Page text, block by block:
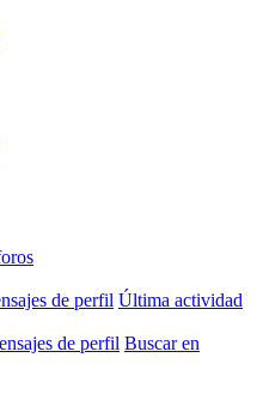
de perfil Última actividad
de perfil Buscar en